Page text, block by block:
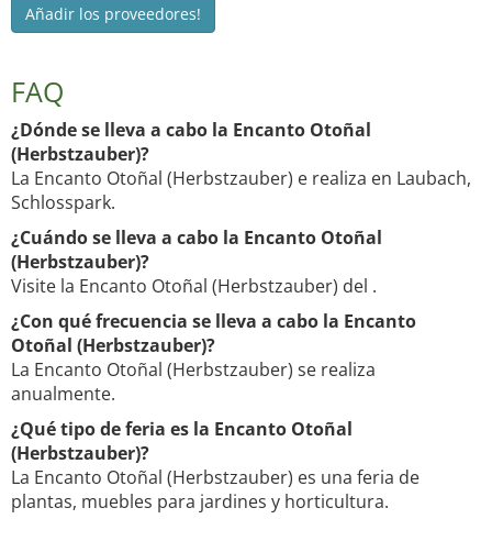
Añadir los proveedores!
FAQ
¿Dónde se lleva a cabo la Encanto Otoñal
(Herbstzauber)?
La Encanto Otoñal (Herbstzauber) e realiza en Laubach,
Schlosspark.
¿Cuándo se lleva a cabo la Encanto Otoñal
(Herbstzauber)?
Visite la Encanto Otoñal (Herbstzauber) del .
¿Con qué frecuencia se lleva a cabo la Encanto
Otoñal (Herbstzauber)?
La Encanto Otoñal (Herbstzauber) se realiza
anualmente.
¿Qué tipo de feria es la Encanto Otoñal
(Herbstzauber)?
La Encanto Otoñal (Herbstzauber) es una feria de
plantas, muebles para jardines y horticultura.